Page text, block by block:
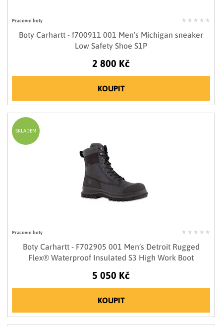
Pracovní boty
Boty Carhartt - f700911 001 Men’s Michigan sneaker
Low Safety Shoe S1P
2 800 Kč
KOUPIT
Pracovní boty
Boty Carhartt - F702905 001 Men’s Detroit Rugged
Flex® Waterproof Insulated S3 High Work Boot
5 050 Kč
KOUPIT
SKLADEM